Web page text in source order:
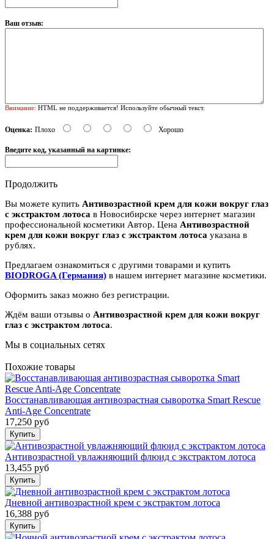
Ваш отзыв:
Внимание: HTML не поддерживается! Используйте обычный текст.
Оценка: Плохо Хорошо
Введите код, указанный на картинке:
Продолжить
Вы можете купить Антивозрастной крем для кожи вокруг глаз
с экстрактом лотоса в Новосибирске через интернет магазин
профессиональной косметики Автор. Цена Антивозрастной
крем для кожи вокруг глаз с экстрактом лотоса указана в
рублях.
Предлагаем ознакомиться с другими товарами и купить
BIODROGA (Германия) в нашем интернет магазине косметики.
Оформить заказ можно без регистрации.
Ждём ваши отзывы о Антивозрастной крем для кожи вокруг
глаз с экстрактом лотоса.
Мы в социальных сетях
Похожие товары
Восстанавливающая антивозрастная сыворотка Smart Rescue
Anti-Age Concentrate
17,250 руб
Антивозрастной увлажняющий флюид с экстрактом лотоса
13,455 руб
Дневной антивозрастной крем с экстрактом лотоса
16,388 руб